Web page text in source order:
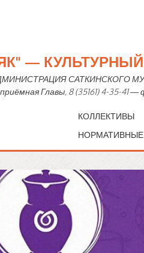
—
САТКИНСКОГО
приёмная Главы, 8 (35161) 4-35-
КОЛЛЕКТИВЫ